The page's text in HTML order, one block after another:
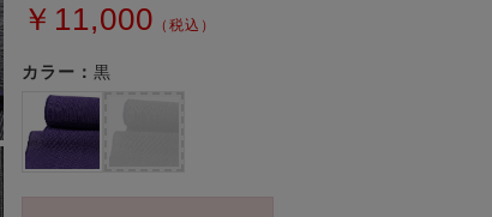
￥11,000 （税込）
カラー： 黒